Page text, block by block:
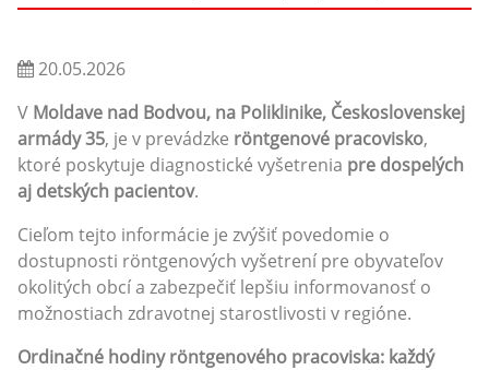
20.05.2026
V Moldave nad Bodvou, na Poliklinike, Československej
armády 35, je v prevádzke röntgenové pracovisko,
ktoré poskytuje diagnostické vyšetrenia pre dospelých
aj detských pacientov.
Cieľom tejto informácie je zvýšiť povedomie o
dostupnosti röntgenových vyšetrení pre obyvateľov
okolitých obcí a zabezpečiť lepšiu informovanosť o
možnostiach zdravotnej starostlivosti v regióne.
Ordinačné hodiny röntgenového pracoviska: každý